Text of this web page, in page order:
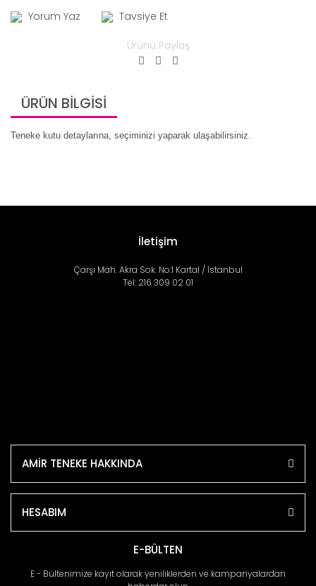
Yorum Yaz Tavsiye Et
Ürünü Paylaş
ÜRÜN BİLGİSİ
Teneke kutu detaylarına, seçiminizi yaparak ulaşabilirsiniz.
İletişim
Çarşı Mah. Akra Sok. No:1 Kartal / İstanbul
Tel: 216 309 02 01
AMİR TENEKE HAKKINDA
HESABIM
E-BÜLTEN
E - Bültenimize kayıt olarak yeniliklerden ve kampanyalardan